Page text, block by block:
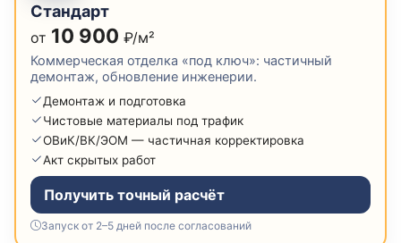
Стандарт
от 10 900 ₽/м²
Коммерческая отделка «под ключ»: частичный
демонтаж, обновление инженерии.
Демонтаж и подготовка
Чистовые материалы под трафик
ОВиК/ВК/ЭОМ — частичная корректировка
Акт скрытых работ
Получить точный расчёт
Запуск от 2–5 дней после согласований